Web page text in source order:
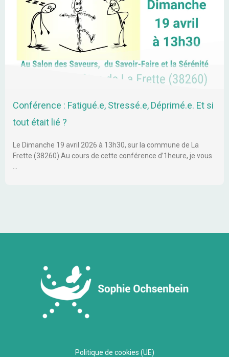
Conférence : Fatigué.e, Stressé.e, Déprimé.e. Et si
tout était lié ?
Le Dimanche 19 avril 2026 à 13h30, sur la commune de La
Frette (38260) Au cours de cette conférence d’1heure, je vous
Politique de cookies (UE)